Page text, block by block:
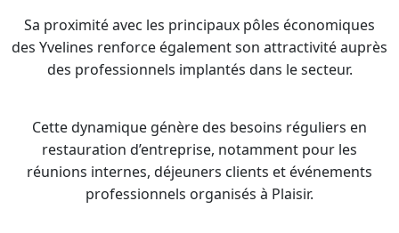
Sa proximité avec les principaux pôles économiques
des Yvelines renforce également son attractivité auprès
des professionnels implantés dans le secteur.
Cette dynamique génère des besoins réguliers en
restauration d’entreprise, notamment pour les
réunions internes, déjeuners clients et événements
professionnels organisés à Plaisir.